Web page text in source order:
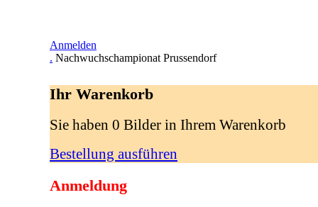
Anmelden
. Nachwuchschampionat Prussendorf
Ihr Warenkorb
Sie haben 0 Bilder in Ihrem Warenkorb
Bestellung ausführen
Anmeldung